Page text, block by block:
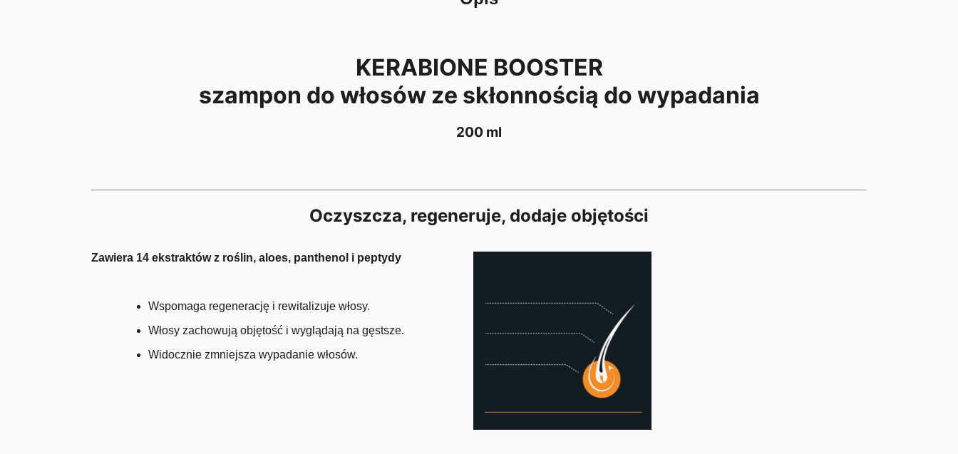
KERABIONE BOOSTER
szampon do włosów ze skłonnością do wypadania
200 ml
Oczyszcza, regeneruje, dodaje objętości
Zawiera 14 ekstraktów z roślin, aloes, panthenol i peptydy
Wspomaga regenerację i rewitalizuje włosy.
Włosy zachowują objętość i wyglądają na gęstsze.
Widocznie zmniejsza wypadanie włosów.